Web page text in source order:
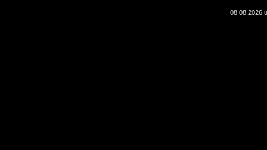
08.08.2026